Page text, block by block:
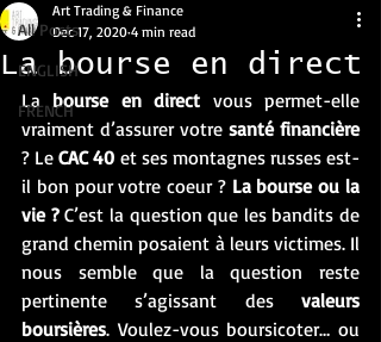
All Posts
ENGLISH
FRENCH
La bourse en direct
Art Trading & Finance
Dec 17, 2020 4 min read
La bourse en direct vous permet-elle
vraiment d’assurer votre santé financière
? Le CAC 40 et ses montagnes russes est-
il bon pour votre coeur ? La bourse ou la
vie ? C’est la question que les bandits de
grand chemin posaient à leurs victimes. Il
nous semble que la question reste
pertinente s’agissant des valeurs
boursières. Voulez-vous boursicoter… ou